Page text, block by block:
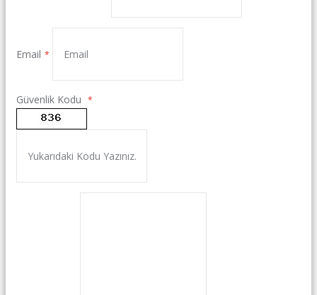
Email
Güvenlik Kodu